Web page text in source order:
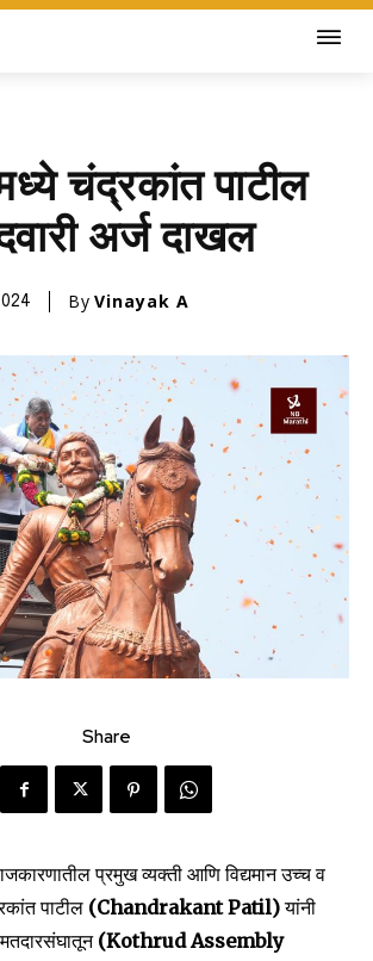
चंद्रकांत पाटील
अर्ज दाखल
By Vinayak A
Share
प्रमुख व्यक्ती आणि विद्यमान उच्च व
पाटील (Chandrakant Patil)यांनी
(Kothrud Assembly